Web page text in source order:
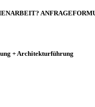
+ Architekturführung